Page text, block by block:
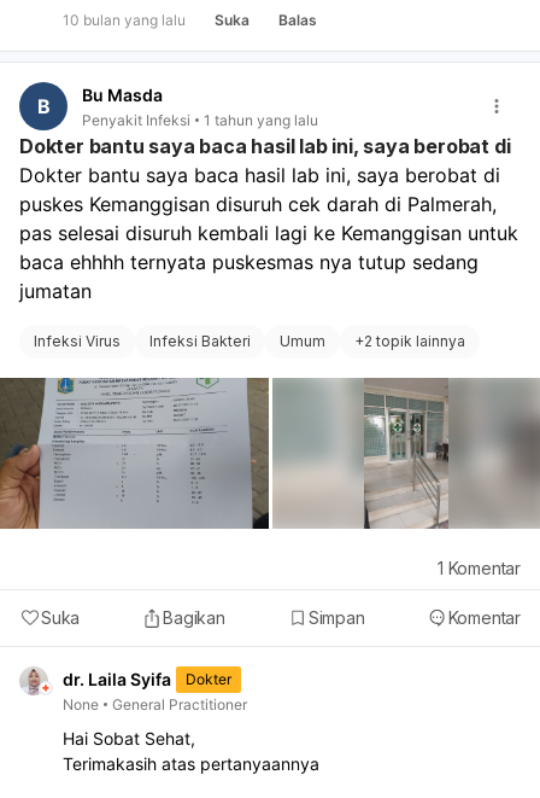
10 bulan yang lalu Suka Balas
B Bu Masda
Penyakit Infeksi 1 tahun yang lalu
Dokter bantu saya baca hasil lab ini, saya berobat di
Dokter bantu saya baca hasil lab ini, saya berobat di
puskes Kemanggisan disuruh cek darah di Palmerah,
pas selesai disuruh kembali lagi ke Kemanggisan untuk
baca ehhhh ternyata puskesmas nya tutup sedang
jumatan
Infeksi Virus Infeksi Bakteri Umum +2 topik lainnya
Suka Bagikan Simpan Komentar
1 Komentar
dr. Laila Syifa
Dokter
None
General Practitioner
Hai Sobat Sehat,
Terimakasih atas pertanyaannya